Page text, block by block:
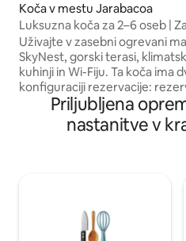
Koča v mestu Jarabacoa
Luksuzna koča za 2–6 oseb |
ogrevana masažna kad
Uživajte v zasebni ogrevani
SkyNest, gorski terasi,
kuhinji in Wi-Fiju. Ta koča ima
konfiguraciji rezervacije:
1–2 registrirana gosta
z zakonsko posteljo velikosti
kopalnico; rezervacije za 3–6
rezervaciji vnesite vse, ki bodo
namestitev. Neregistrirani
zabave, dogodki ali druženja
Priljubljena
nastanitve v